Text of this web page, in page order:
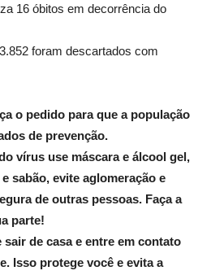
16 óbitos em decorrência do
foram descartados com
o pedido para que a população
de prevenção.
vírus use máscara e álcool gel,
sabão, evite aglomeração e
de outras pessoas. Faça a
parte!
de casa e entre em contato
Isso protege você e evita a